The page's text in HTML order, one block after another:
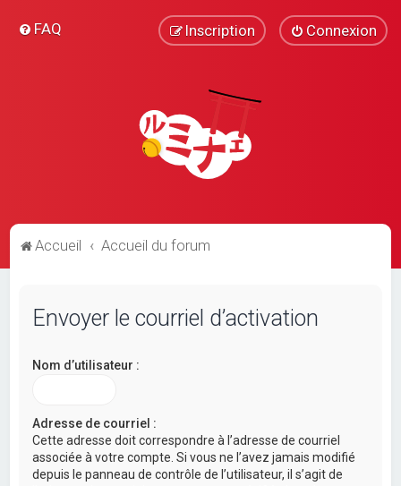
FAQ Connexion
Inscription
Accueil Accueil du forum
Envoyer le courriel d’activation
Nom d’utilisateur :
Adresse de courriel :
Cette adresse doit correspondre à l’adresse de courriel
associée à votre compte. Si vous ne l’avez jamais modifié
depuis le panneau de contrôle de l’utilisateur, il s’agit de